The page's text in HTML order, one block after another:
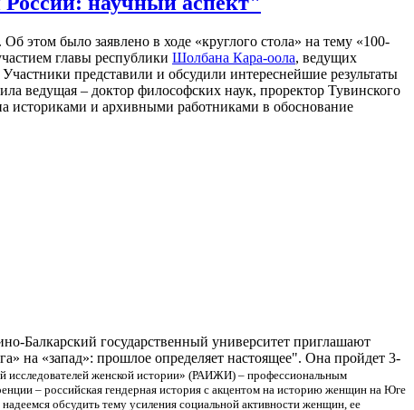
этом было заявлено в ходе «круглого стола» на тему «100-
главы республики Шолбана Кара-оола, ведущих
представили и обсудили интереснейшие результаты
ведущая – доктор философских наук, проректор Тувинского
историками и архивными работниками в обоснование
Балкарский государственный университет приглашают
на «запад»: прошлое определяет настоящее". Она пройдет 3-
исследователей женской истории» (РАИЖИ) – профессиональным
– российская гендерная история с акцентом на историю женщин на Юге
обсудить тему усиления социальной активности женщин, ее